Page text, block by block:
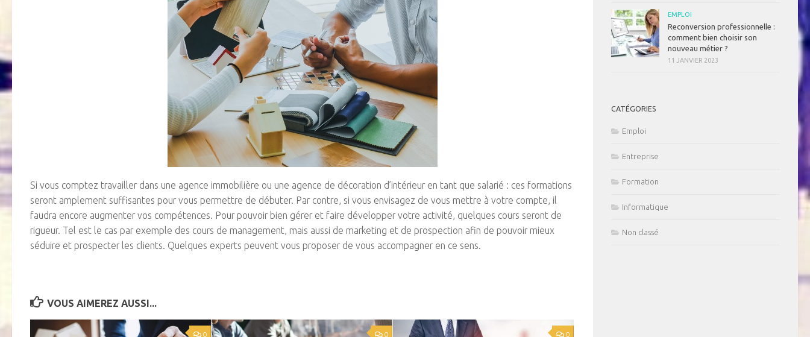
Si vous comptez travailler dans une agence immobilière ou une agence de décoration d’intérieur en tant que salarié : ces formations
seront amplement suffisantes pour vous permettre de débuter. Par contre, si vous envisagez de vous mettre à votre compte, il
faudra encore augmenter vos compétences. Pour pouvoir bien gérer et faire développer votre activité, quelques cours seront de
rigueur. Tel est le cas par exemple des cours de management, mais aussi de marketing et de prospection afin de pouvoir mieux
séduire et prospecter les clients. Quelques experts peuvent vous proposer de vous accompagner en ce sens.
VOUS AIMEREZ AUSSI...
0 0 0
EMPLOI
Reconversion professionnelle :
comment bien choisir son
nouveau métier ?
11 JANVIER 2023
CATÉGORIES
Emploi
Entreprise
Formation
Informatique
Non classé